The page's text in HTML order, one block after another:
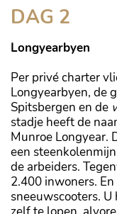
DAG 2
Longyearbyen
Per privé charter
Longyearbyen, de
Spitsbergen en de
stadje heeft de
Munroe Longyear.
een
de arbeiders.
2.400 inwoners.
sneeuwscooters.